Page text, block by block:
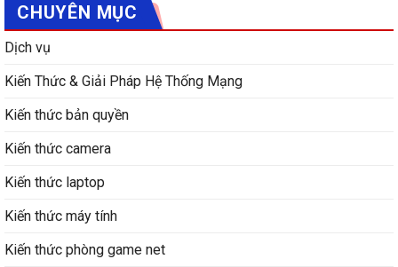
CHUYÊN MỤC
Dịch vụ
Kiến Thức & Giải Pháp Hệ Thống Mạng
Kiến thức bản quyền
Kiến thức camera
Kiến thức laptop
Kiến thức máy tính
Kiến thức phòng game net